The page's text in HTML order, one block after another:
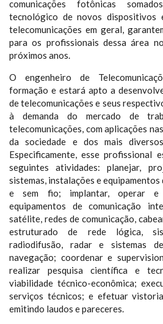
comunicações fotônicas
tecnológico de novos dispositivos
telecomunicações em geral,
para os profissionais dessa área
próximos anos.
O engenheiro de
formação e estará apto a
de telecomunicações e seus
à demanda do mercado de
telecomunicações, com aplicações
da sociedade e dos mais
Especificamente, esse profissional
seguintes atividades: planejar,
sistemas, instalações e
e sem fio; implantar, operar e
equipamentos de comunicação
satélite, redes de comunicação,
estruturado de rede lógica,
radiodifusão, radar e sistemas
navegação; coordenar e
realizar pesquisa científica e
viabilidade técnico-econômica;
serviços técnicos; e efetuar
emitindo laudos e pareceres.